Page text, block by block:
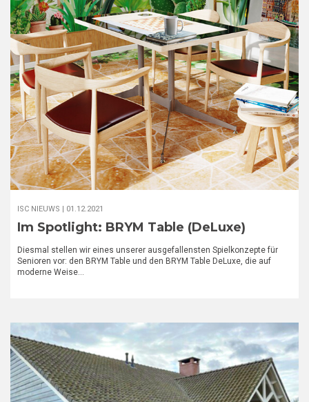
ISC NIEUWS | 01.12.2021
Im Spotlight: BRYM Table (DeLuxe)
Diesmal stellen wir eines unserer ausgefallensten Spielkonzepte für
Senioren vor: den BRYM Table und den BRYM Table DeLuxe, die auf
moderne Weise…